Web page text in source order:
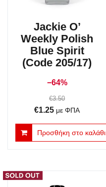
Jackie O’
Weekly Polish
Blue Spirit
(Code 205/17)
−64%
€3.50
Original
price
was:
€1.25Η
τρέχουσα
τιμή
με ΦΠΑ
Προσθήκη στο καλάθι